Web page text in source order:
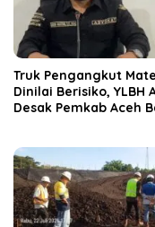
Truk Pengangkut
Dinilai Berisiko, YLBH
Desak Pemkab Aceh